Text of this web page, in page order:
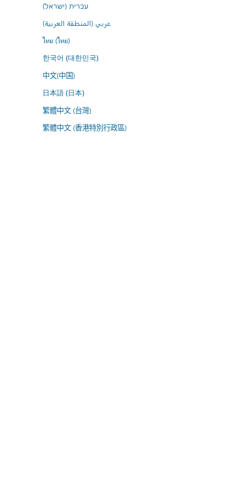
עברית (ישראל)
عربي (المنطقة العربية)
ไทย (ไทย)
한국어 (대한민국)
中文(中国)
日本語 (日本)
繁體中文 (台灣)
繁體中文 (香港特別行政區)